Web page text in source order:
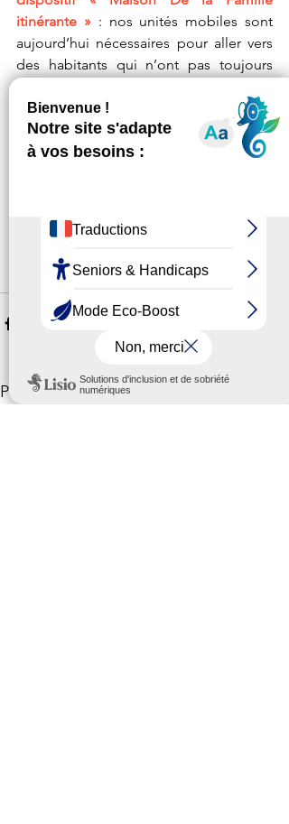
itinérante » : nos unités mobiles sont
aujourd’hui nécessaires pour aller vers
des habitants qui n’ont pas toujours
à certaines institutions.
Ensemble, avec la mission locale, nous
Nous remercions
la mission locale Gier
Pilat pour la confiance qu’ils nous
accordent.
Posts récents